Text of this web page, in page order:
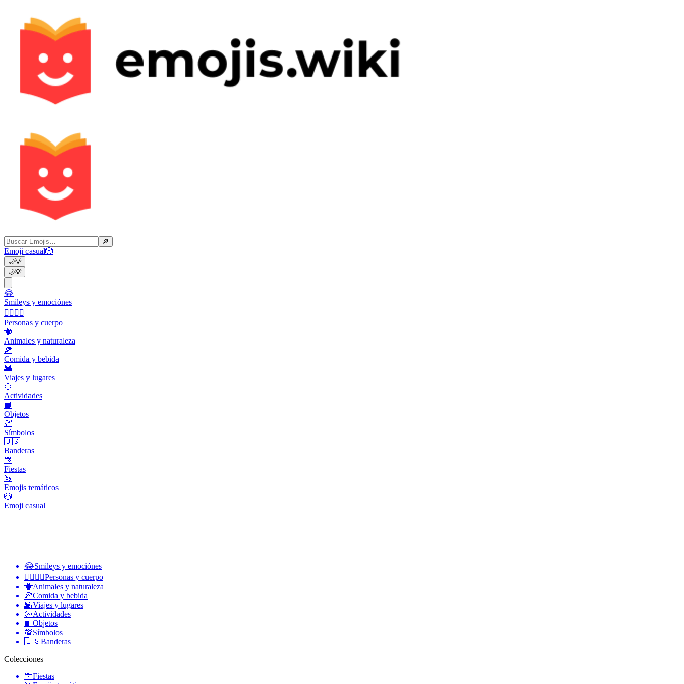
🔎
Emoji casual🎲
🌙💡
🌙💡
😂
Smileys y emociónes
👩‍❤️‍💋‍👨
Personas y cuerpo
🐝
Animales y naturaleza
🍕
Comida y bebida
🌇
Viajes y lugares
🥎
Actividades
📙
Objetos
💯
Símbolos
🇺🇸
Banderas
🎊
Fiestas
🦄
Emojis temáticos
🎲
Emoji casual
😂Smileys y emociónes
👩‍❤️‍💋‍👨Personas y cuerpo
🐝Animales y naturaleza
🍕Comida y bebida
🌇Viajes y lugares
🥎Actividades
📙Objetos
💯Símbolos
🇺🇸Banderas
Colecciones
🎊Fiestas